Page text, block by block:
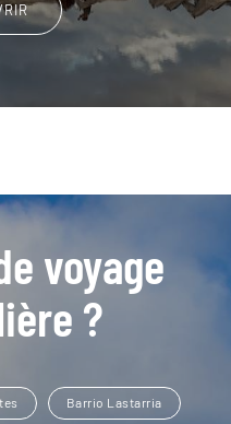
voyage
?
Barrio Lastarria